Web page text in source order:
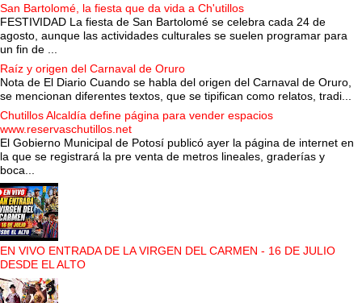
San Bartolomé, la fiesta que da vida a Ch'utillos
FESTIVIDAD La fiesta de San Bartolomé se celebra cada 24 de
agosto, aunque las actividades culturales se suelen programar para
un fin de ...
Raíz y origen del Carnaval de Oruro
Nota de El Diario Cuando se habla del origen del Carnaval de Oruro,
se mencionan diferentes textos, que se tipifican como relatos, tradi...
Chutillos Alcaldía define página para vender espacios
www.reservaschutillos.net
El Gobierno Municipal de Potosí publicó ayer la página de internet en
la que se registrará la pre venta de metros lineales, graderías y
boca...
EN VIVO ENTRADA DE LA VIRGEN DEL CARMEN - 16 DE JULIO
DESDE EL ALTO